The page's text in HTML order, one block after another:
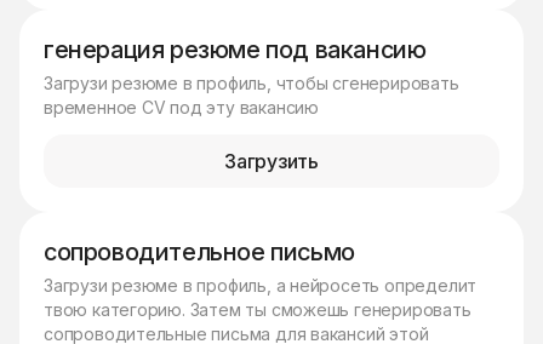
генерация резюме под вакансию
Загрузи резюме в профиль, чтобы сгенерировать
временное CV под эту вакансию
Загрузить
сопроводительное письмо
Загрузи резюме в профиль, а нейросеть определит
твою категорию. Затем ты сможешь генерировать
сопроводительные письма для вакансий этой